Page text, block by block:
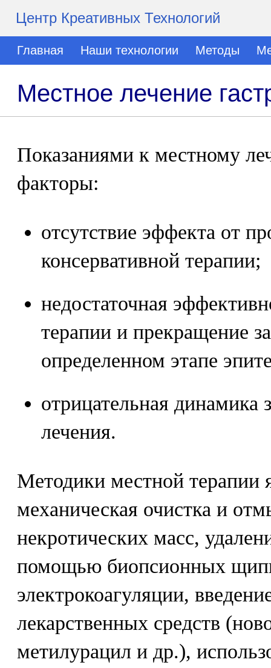
Центр Креативных Технологий
Главная Наши технологии Методы
Местное лечение
Показаниями к местному
факторы:
отсутствие эффекта от
консервативной терапии;
недостаточная
терапии и прекращение
определенном этапе
отрицательная динамика
лечения.
Методики местной терапии
механическая очистка и
некротических масс,
помощью биопсионных
электрокоагуляции,
лекарственных средств
метилурацил и др.),